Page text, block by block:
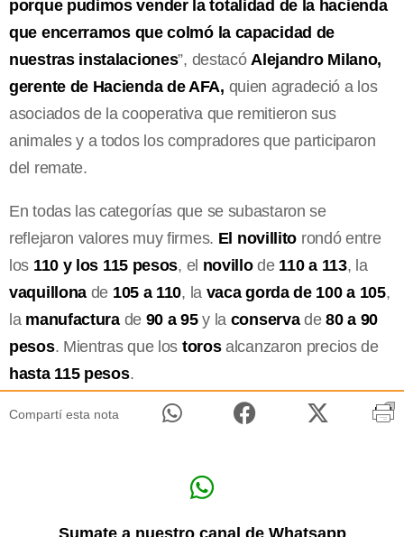
porque pudimos vender la totalidad de la hacienda
que encerramos que colmó la capacidad de
nuestras instalaciones”, destacó Alejandro Milano,
gerente de Hacienda de AFA, quien agradeció a los
asociados de la cooperativa que remitieron sus
animales y a todos los compradores que participaron
del remate.
En todas las categorías que se subastaron se
reflejaron valores muy firmes. El novillito rondó entre
los 110 y los 115 pesos, el novillode 110 a 113, la
vaquillona de 105 a 110, la vaca gorda de 100 a 105,
la manufacturade 90 a 95y la conservade80 a 90
pesos. Mientras que los torosalcanzaron precios de
hasta 115 pesos.
Compartí esta nota
Sumate a nuestro canal de Whatsapp